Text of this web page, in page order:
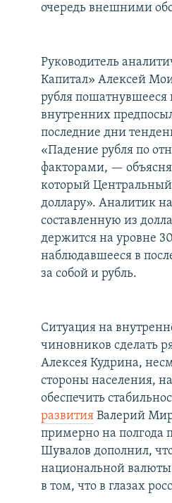
очередь внешними
Руководитель
Капитал» Алексей
рубля
внутренних
последние дни
«Падение рубля по
факторами, —
который
доллару». Аналитик
составленную из
держится на уровне
наблюдавшееся в
за собой и рубль.
Ситуация на
чиновников сделать
Алексея Кудрина,
стороны населения,
обеспечить
развития Валерий
примерно на полгода
Шувалов дополнил,
национальной валюты
в том, что в глазах